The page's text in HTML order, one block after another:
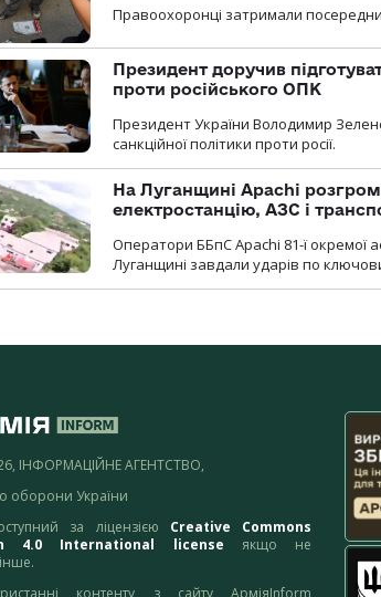
Правоохоронці затримали
Президент доручив
проти російського ОПК
Президент України Володимир
санкційної політики проти росії.
На Луганщині Apachi
електростанцію, АЗС і
Оператори ББпС Apachi 81-ї окремої
Луганщині завдали ударів по
ІНФОРМАЦІЙНЕ АГЕНТСТВО,
оборони України
за ліцензією Creative Commons
4.0 International license якщо не
контенту з сайту АрміяInform